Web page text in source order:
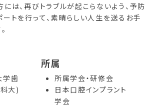
は、再びトラブルが起こらないよう、予防
トを行って、素晴らしい人生を送るお手
学歯
大)
所属
所属学会・研修会
日本口腔インプラント
学会